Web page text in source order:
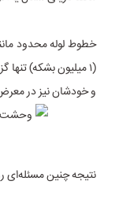
(۱ میلیون بشکه)
و خودشان نیز در
نتیجه چنین مسئله‌ای روشن است: حذف